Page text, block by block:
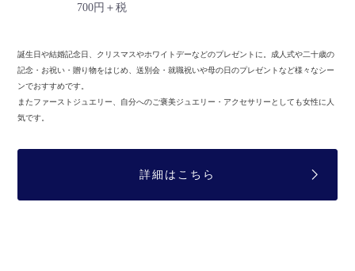
700円＋税
誕生日や結婚記念日、クリスマスやホワイトデーなどのプレゼントに。 成人式や二十歳の
記念・お祝い・贈り物をはじめ、送別会・就職祝いや母の日のプレゼントなど様々なシー
ンでおすすめです。
またファーストジュエリー、自分へのご褒美ジュエリー・アクセサリーとしても女性に人
気です。
詳細はこちら